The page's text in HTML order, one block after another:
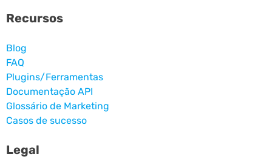
Recursos
Blog
FAQ
Plugins/Ferramentas
Documentação API
Glossário de Marketing
Casos de sucesso
Legal